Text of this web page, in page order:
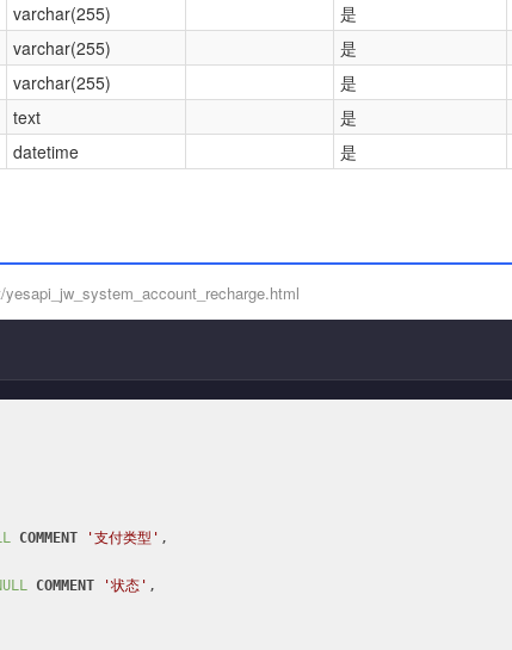
varchar(255) 是
varchar(255) 是
varchar(255) 是
text 是
datetime 是
COMMENT '支付类型' ,
COMMENT '状态' ,